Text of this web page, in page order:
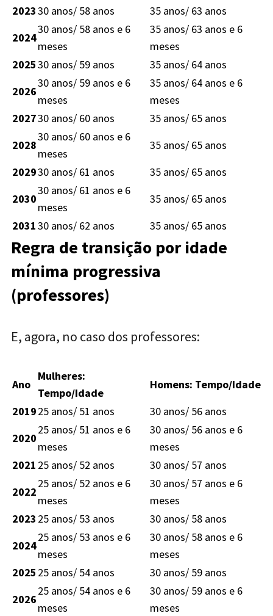
202330 anos/ 58 anos
35 anos/ 63 anos
2024
30 anos/ 58 anos e 6
meses
35 anos/ 63 anos e 6
meses
202530 anos/ 59 anos
35 anos/ 64 anos
2026
30 anos/ 59 anos e 6
meses
35 anos/ 64 anos e 6
meses
202730 anos/ 60 anos
35 anos/ 65 anos
2028
30 anos/ 60 anos e 6
meses
35 anos/ 65 anos
202930 anos/ 61 anos
35 anos/ 65 anos
2030
30 anos/ 61 anos e 6
meses
35 anos/ 65 anos
203130 anos/ 62 anos 35 anos/ 65 anos
Regra de transição por idade
mínima progressiva
(professores)
E, agora, no caso dos professores:
Ano
Mulheres:
Tempo/Idade
Homens: Tempo/Idade
201925 anos/ 51 anos
30 anos/ 56 anos
2020
25 anos/ 51 anos e 6
meses
30 anos/ 56 anos e 6
meses
2021 25 anos/ 52 anos
30 anos/ 57 anos
2022
25 anos/ 52 anos e 6
meses
30 anos/ 57 anos e 6
meses
2023 25 anos/ 53 anos
30 anos/ 58 anos
2024
25 anos/ 53 anos e 6
meses
30 anos/ 58 anos e 6
meses
2025 25 anos/ 54 anos
30 anos/ 59 anos
2026
25 anos/ 54 anos e 6
meses
30 anos/ 59 anos e 6
meses